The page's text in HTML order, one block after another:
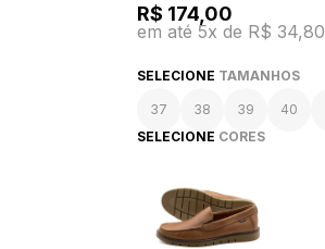
R$ 174,00
em até 5x de R$ 34,80
SELECIONE TAMANHOS
37 38 39 40
SELECIONE CORES